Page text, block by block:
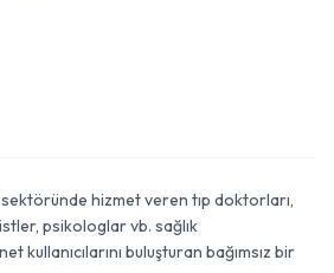
hizmet veren tıp doktorları,
psikologlar vb. sağlık
buluşturan bağımsız bir